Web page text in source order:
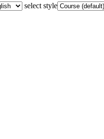
select style